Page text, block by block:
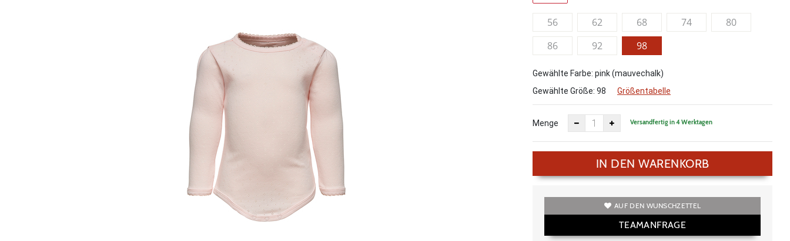
56 62 68 74
80
86
92 98
Gewählte Farbe: pink (mauvechalk)
Gewählte Größe: 98 Größentabelle
Menge Versandfertig in 4 Werktagen
IN DEN WARENKORB
AUF DEN WUNSCHZETTEL
TEAMANFRAGE